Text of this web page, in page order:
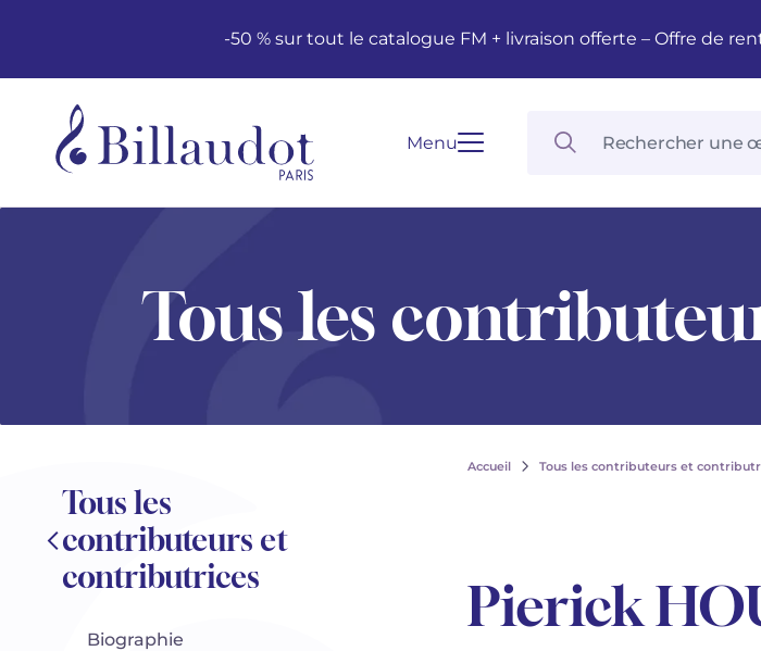
-50 % sur tout le catalogue FM + livraison offerte – Offre de
Menu
Tous les
Tous les
contributeurs et
contributrices
Biographie
Accueil Tous les contributeurs et
Pierick